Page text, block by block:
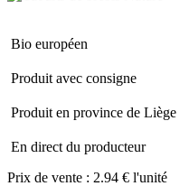
Bio européen
Produit avec consigne
Produit en province de Liège
En direct du producteur
Prix de vente : 2.94 € l'unité